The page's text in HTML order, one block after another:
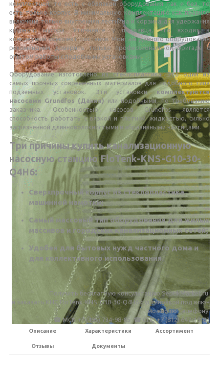
комплектной, то есть с обвязкой оборудования так и без, то
есть только корпус. В минимальную комплектацию как правило
включена только внутренняя лестница и корзина для удержания
крупного мусора. Уточняйте у продавца, что входит в
конкретный комплект поставки. Монтаж данного оборудования
рекомендуем доверить только профессиональной бригаде с
опытом работы с подобными установками.
Оборудование изготовлено из стеклопластика. Это один из
самых прочных современных материалов для подобного типа
подземных установок. Эти установки комплектуются
насосами Grundfos (Дания)
или подобными, по требованию
заказчика. Особенностью насосов Grundfos является
способность работать с вязкой и плотной жидкостью, сильно
загрязненной длинноволокнистыми и абразивными частицами.
Три причины купить канализационную
насосную станцию FloTenk-KNS-G10-30-
Q4H6:
Сверхпрочный корпус из стеклопластика
машинной намотки;
Самый массовый тип оборудования для жилых
массивов и городских канализационных сетей;
Удобен для бытовых нужд частного дома и
для коллективного использования.
Получить бесплатную консультацию SeptikMarket.ru
и заказать КНС FloTenk-KNS-G10-30-Q4H6 c установкой под ключ
можно по телефону:
☎ МСК +7 (495) 734-98-85 ☎ СПБ +7 (812) 647-19-83
Описание Характеристики Ассортимент
Отзывы Документы